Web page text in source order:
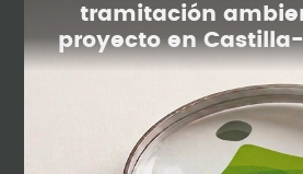
tramitación
proyecto en